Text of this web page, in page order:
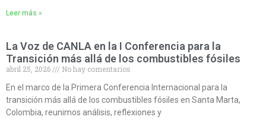
Leer más »
La Voz de CANLA en la I Conferencia para la
Transición más allá de los combustibles fósiles
abril 25, 2026
No hay comentarios
En el marco de la Primera Conferencia Internacional para la
transición más allá de los combustibles fósiles en Santa Marta,
Colombia, reunimos análisis, reflexiones y